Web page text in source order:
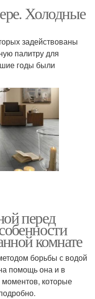
Холодные
задействованы
палитру для
годы были
перед
комнате
борьбы с водой
помощь она и в
моментов, которые